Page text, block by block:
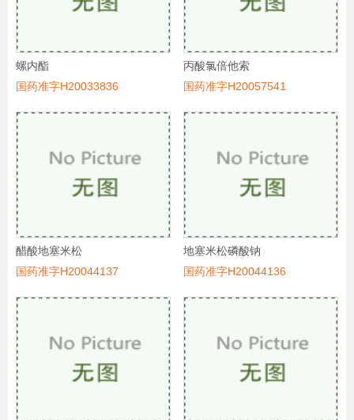
螺内酯
国药准字H20033836
丙酸氯倍他索
国药准字H20057541
醋酸地塞米松
国药准字H20044137
地塞米松磷酸钠
国药准字H20044136